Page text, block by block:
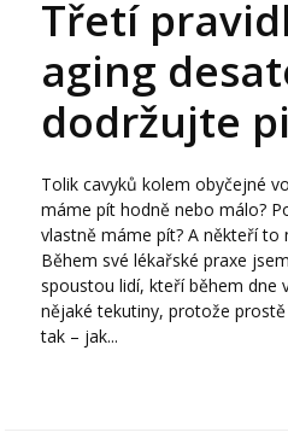
Třetí
aging
dodržujte
Tolik cavyků kolem obyčejné
máme pít hodně nebo málo?
vlastně máme pít? A někteří to
Během své lékařské praxe
spoustou lidí, kteří během dne
nějaké tekutiny, protože
tak – jak...